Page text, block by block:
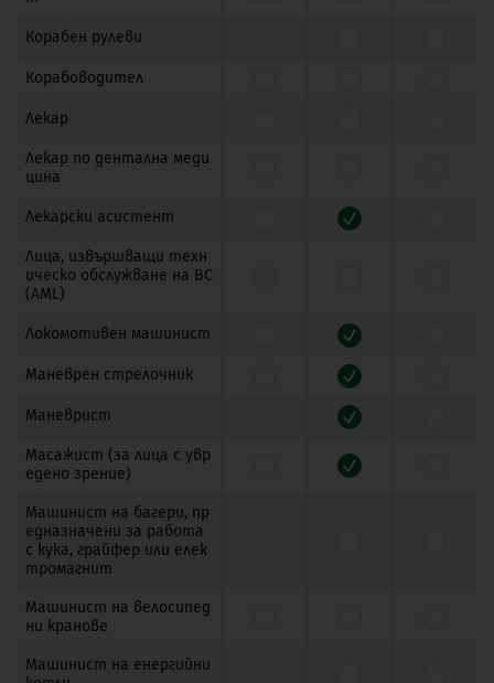
Корабен рулеви
Корабоводител
Лекар
Лекар по дентална меди
цина
Лекарски асистент
Лица, извършващи техн
ическо обслужване на ВС
(AML)
Локомотивен машинист
Маневрен стрелочник
Маневрист
Масажист (за лица с увр
едено зрение)
Машинист на багери, пр
едназначени за работа
с кука, грайфер или елек
тромагнит
Машинист на велосипед
ни кранове
Машинист на енергийни